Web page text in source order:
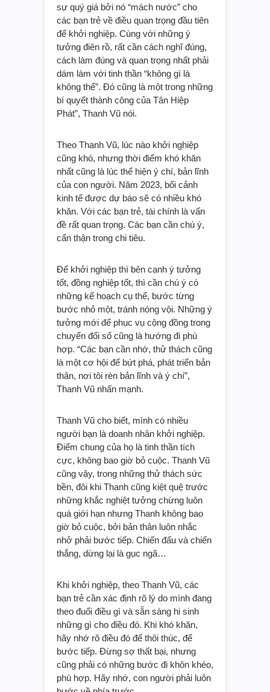
sự quý giá bởi nó “mách nước” cho
các bạn trẻ về điều quan trọng đầu tiên
để khởi nghiệp. Cùng với những ý
tưởng điên rồ, rất cần cách nghĩ đúng,
cách làm đúng và quan trọng nhất phải
dám làm với tinh thần “không gì là
không thể”. Đó cũng là một trong những
bí quyết thành công của Tân Hiệp
Phát”, Thanh Vũ nói.
Theo Thanh Vũ, lúc nào khởi nghiệp
cũng khó, nhưng thời điểm khó khăn
nhất cũng là lúc thể hiện ý chí, bản lĩnh
của con người. Năm 2023, bối cảnh
kinh tế được dự báo sẽ có nhiều khó
khăn. Với các bạn trẻ, tài chính là vấn
đề rất quan trọng. Các bạn cần chú ý,
cẩn thận trong chi tiêu.
Để khởi nghiệp thì bên cạnh ý tưởng
tốt, đồng nghiệp tốt, thì cần chú ý có
những kế hoạch cụ thể, bước từng
bước nhỏ một, tránh nóng vội. Những ý
tưởng mới để phục vụ cộng đồng trong
chuyển đổi số cũng là hướng đi phù
hợp. “Các bạn cần nhớ, thử thách cũng
là một cơ hội để bứt phá, phát triển bản
thân, nơi tôi rèn bản lĩnh và ý chí”,
Thanh Vũ nhấn mạnh.
Thanh Vũ cho biết, mình có nhiều
người bạn là doanh nhân khởi nghiệp.
Điểm chung của họ là tinh thần tích
cực, không bao giờ bỏ cuộc. Thanh Vũ
cũng vậy, trong những thử thách sức
bền, đôi khi Thanh cũng kiệt quệ trước
những khắc nghiệt tưởng chừng luôn
quá giới hạn nhưng Thanh không bao
giờ bỏ cuộc, bởi bản thân luôn nhắc
nhở phải bước tiếp. Chiến đấu và chiến
thắng, dừng lại là gục ngã…
Khi khởi nghiệp, theo Thanh Vũ, các
bạn trẻ cần xác định rõ lý do mình đang
theo đuổi điều gì và sẵn sàng hi sinh
những gì cho điều đó. Khi khó khăn,
hãy nhớ rõ điều đó để thôi thúc, để
bước tiếp. Đừng sợ thất bại, nhưng
cũng phải có những bước đi khôn khéo,
phù hợp. Hãy nhớ, con người phải luôn